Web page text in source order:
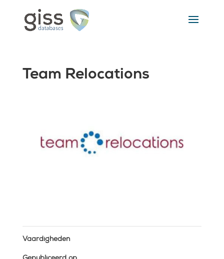
Team Relocations
Vaardigheden